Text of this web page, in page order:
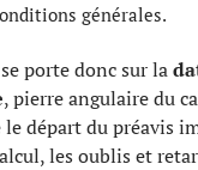
générales.
porte donc sur la
, pierre angulaire du
départ du préavis
les oublis et